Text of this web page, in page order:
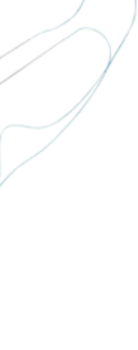
A
(1)